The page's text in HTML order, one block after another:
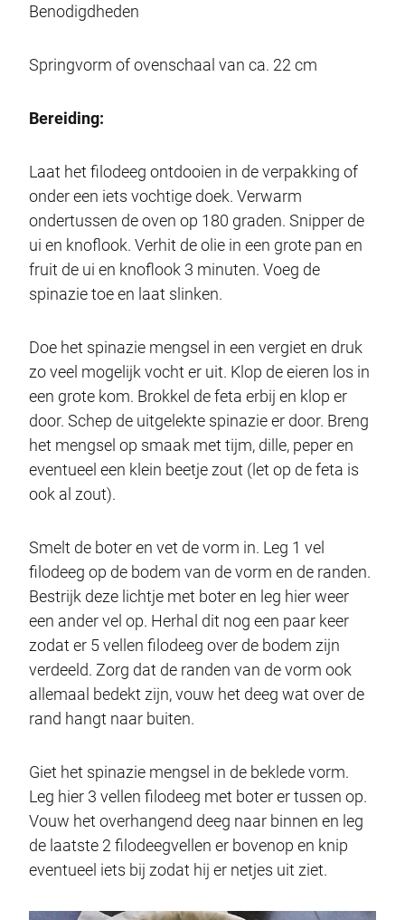
Benodigdheden
Springvorm of ovenschaal van ca. 22 cm
Bereiding:
Laat het filodeeg ontdooien in de verpakking of
onder een iets vochtige doek. Verwarm
ondertussen de oven op 180 graden. Snipper de
ui en knoflook. Verhit de olie in een grote pan en
fruit de ui en knoflook 3 minuten. Voeg de
spinazie toe en laat slinken.
Doe het spinazie mengsel in een vergiet en druk
zo veel mogelijk vocht er uit. Klop de eieren los in
een grote kom. Brokkel de feta erbij en klop er
door. Schep de uitgelekte spinazie er door. Breng
het mengsel op smaak met tijm, dille, peper en
eventueel een klein beetje zout (let op de feta is
ook al zout).
Smelt de boter en vet de vorm in. Leg 1 vel
filodeeg op de bodem van de vorm en de randen.
Bestrijk deze lichtje met boter en leg hier weer
een ander vel op. Herhal dit nog een paar keer
zodat er 5 vellen filodeeg over de bodem zijn
verdeeld. Zorg dat de randen van de vorm ook
allemaal bedekt zijn, vouw het deeg wat over de
rand hangt naar buiten.
Giet het spinazie mengsel in de beklede vorm.
Leg hier 3 vellen filodeeg met boter er tussen op.
Vouw het overhangend deeg naar binnen en leg
de laatste 2 filodeegvellen er bovenop en knip
eventueel iets bij zodat hij er netjes uit ziet.